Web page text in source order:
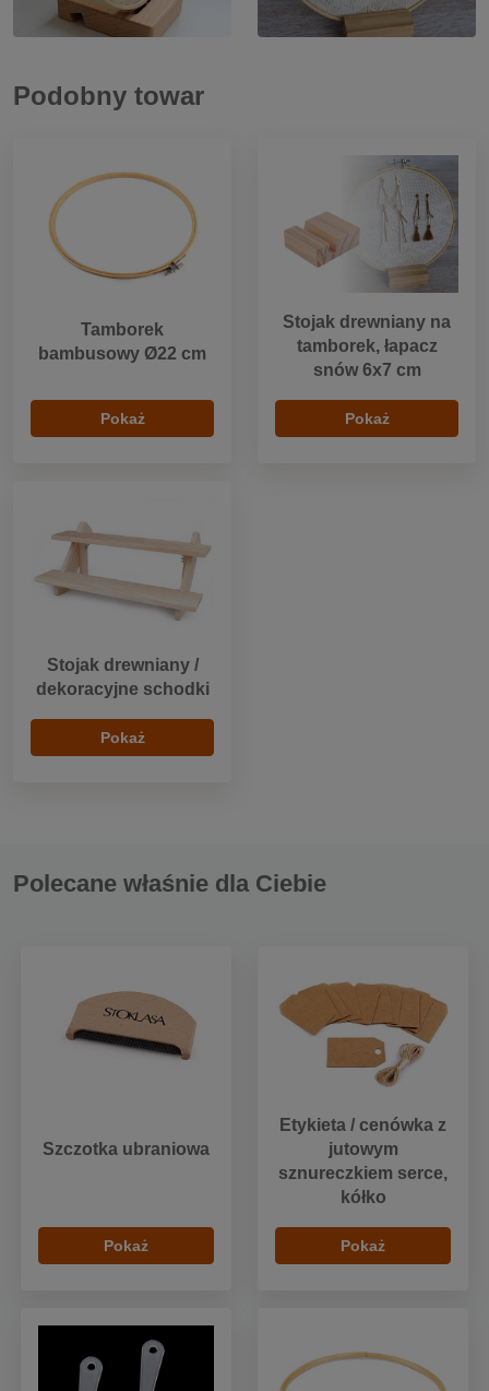
Podobny towar
Tamborek
bambusowy Ø22 cm
Pokaż
Stojak drewniany na
tamborek, łapacz
snów 6x7 cm
Pokaż
Stojak drewniany /
dekoracyjne schodki
Pokaż
Polecane właśnie dla Ciebie
Szczotka ubraniowa
Pokaż
Etykieta / cenówka z
jutowym
sznureczkiem serce,
kółko
Pokaż